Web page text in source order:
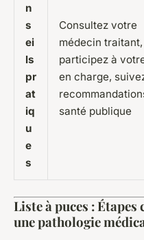
n
s
ei
ls
pr
at
iq
u
e
s
Consultez votre
médecin traitant,
participez à
en charge,
santé publique
Liste à puces :
une pathologie